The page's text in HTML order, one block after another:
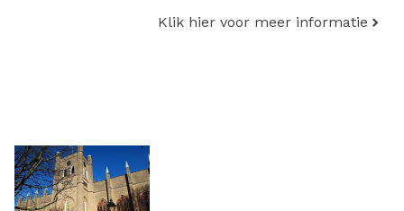
Klik hier voor meer informatie